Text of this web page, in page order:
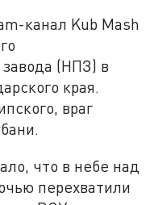
канал Kub Mash
(НПЗ) в
края.
враг
что в небе над
перехватили